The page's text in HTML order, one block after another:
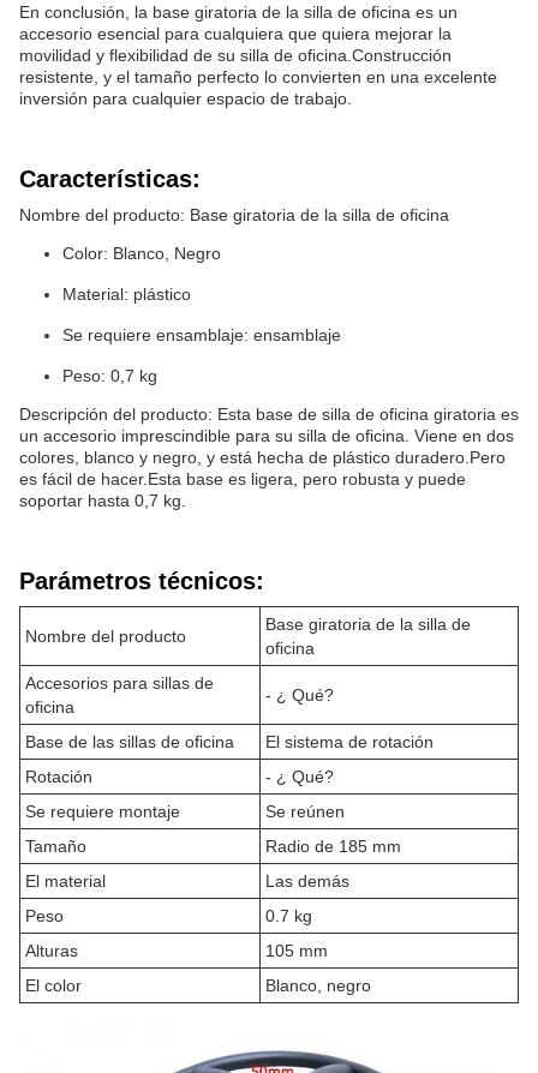
En conclusión, la base giratoria de la silla de oficina es un
accesorio esencial para cualquiera que quiera mejorar la
movilidad y flexibilidad de su silla de oficina.Construcción
resistente, y el tamaño perfecto lo convierten en una excelente
inversión para cualquier espacio de trabajo.
Características:
Nombre del producto: Base giratoria de la silla de oficina
Color: Blanco, Negro
Material: plástico
Se requiere ensamblaje: ensamblaje
Peso: 0,7 kg
Descripción del producto: Esta base de silla de oficina giratoria es
un accesorio imprescindible para su silla de oficina. Viene en dos
colores, blanco y negro, y está hecha de plástico duradero.Pero
es fácil de hacer.Esta base es ligera, pero robusta y puede
soportar hasta 0,7 kg.
Parámetros técnicos:
Nombre del producto
Base giratoria de la silla de
oficina
Accesorios para sillas de
oficina
- ¿ Qué?
Base de las sillas de oficina
El sistema de rotación
Rotación
- ¿ Qué?
Se requiere montaje
Se reúnen
Tamaño
Radio de 185 mm
El material
Las demás
Peso
0.7 kg
Alturas
105 mm
El color
Blanco, negro